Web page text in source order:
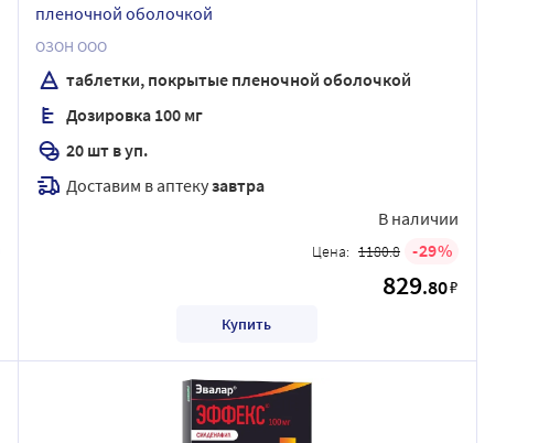
пленочной оболочкой
ОЗОН ООО
таблетки, покрытые пленочной оболочкой
Дозировка 100 мг
20 шт в уп.
Доставим в аптекузавтра
В наличии
Цена: 1180.8 29
829.80₽
Купить